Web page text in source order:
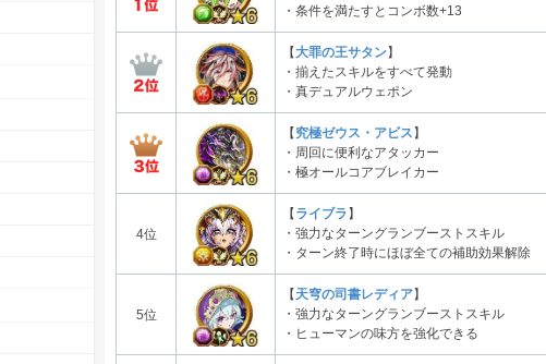
・条件を満たすとコンボ数+13
【大罪の王サタン】
・揃えたスキルをすべて発動
・真デュアルウェポン
【 究極ゼウス・アビス 】
・周回に便利なアタッカー
・極オールコアブレイカー
4位
【 ライブラ 】
・強力なターングランブーストスキル
・ターン終了時にほぼ全ての補助効果解除
5位
【 天穹の司書レディア】
・強力なターングランブーストスキル
・ヒューマンの味方を強化できる